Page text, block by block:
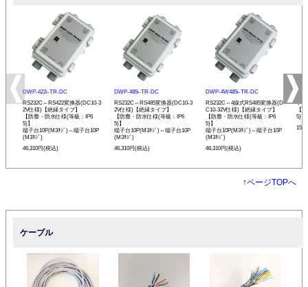
DWP-422i-TR-DC
RS232C⇔RS422変換器(DC10-3
2V仕様)【絶縁タイプ】
【防塵・防水仕様(等級：IP6
5)】
端子台10P(M3ﾈｼﾞ)⇔端子台10P
(M3ﾈｼﾞ)
46,310円(税込)
DWP-485i-TR-DC
RS232C⇔RS485変換器(DC10-3
2V仕様)【絶縁タイプ】
【防塵・防水仕様(等級：IP6
5)】
端子台10P(M3ﾈｼﾞ)⇔端子台10P
(M3ﾈｼﾞ)
46,310円(税込)
DWP-4W485i-TR-DC
RS232C⇔4線式RS485変換器(D
C10-32V仕様)【絶縁タイプ】
【防塵・防水仕様(等級：IP6
5)】
端子台10P(M3ﾈｼﾞ)⇔端子台10P
(M3ﾈｼﾞ)
46,310円(税込)
ケ
【
5)】
↑ページTOPへ
ケーブル